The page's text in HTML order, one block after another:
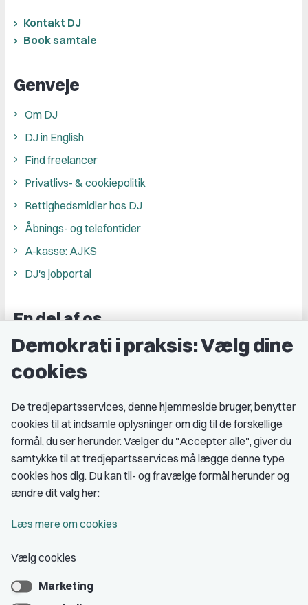
Kontakt DJ
Book samtale
Genveje
Om DJ
DJ in English
Find freelancer
Privatlivs- & cookiepolitik
Rettighedsmidler hos DJ
Åbnings- og telefontider
A-kasse: AJKS
DJ's jobportal
En del af os
Grupper og kredse
Studenterorganisationer
Medlemskab
Fordele som medlem
Kontingent
Bliv medlem
Demokrati i praksis: Vælg dine
cookies
De tredjepartsservices, denne hjemmeside bruger, benytter
cookies til at indsamle oplysninger om dig til de forskellige
formål, du ser herunder. Vælger du "Accepter alle", giver du
samtykke til at tredjepartsservices må lægge denne type
cookies hos dig. Du kan til- og fravælge formål herunder og
ændre dit valg her:
Læs mere om cookies
Vælg cookies
Marketing